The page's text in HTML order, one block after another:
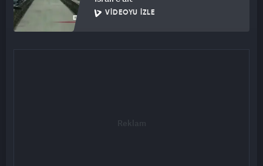
VIDEOYU İZLE